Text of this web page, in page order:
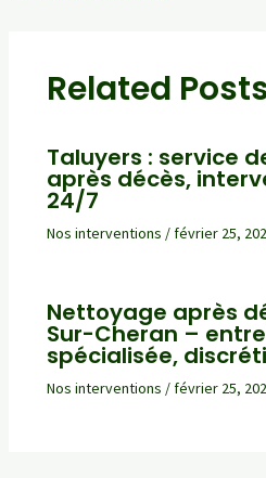
Related
Taluyers : service
après décès,
24/7
Nos interventions /février 25,
Nettoyage après
Sur-Cheran –
spécialisée,
Nos interventions /février 25,